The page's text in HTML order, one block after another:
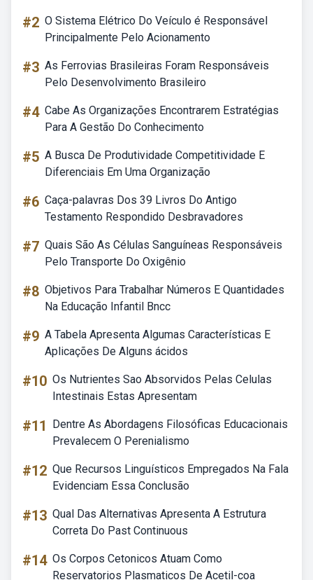
#2 O Sistema Elétrico Do Veículo é Responsável
Principalmente Pelo Acionamento
#3 As Ferrovias Brasileiras Foram Responsáveis
Pelo Desenvolvimento Brasileiro
#4 Cabe As Organizações Encontrarem Estratégias
Para A Gestão Do Conhecimento
#5 A Busca De Produtividade Competitividade E
Diferenciais Em Uma Organização
#6 Caça-palavras Dos 39 Livros Do Antigo
Testamento Respondido Desbravadores
#7 Quais São As Células Sanguíneas Responsáveis
Pelo Transporte Do Oxigênio
#8 Objetivos Para Trabalhar Números E Quantidades
Na Educação Infantil Bncc
#9 A Tabela Apresenta Algumas Características E
Aplicações De Alguns ácidos
#10 Os Nutrientes Sao Absorvidos Pelas Celulas
Intestinais Estas Apresentam
#11
Dentre As Abordagens Filosóficas Educacionais
Prevalecem O Perenialismo
#12 Que Recursos Linguísticos Empregados Na Fala
Evidenciam Essa Conclusão
#13 Qual Das Alternativas Apresenta A Estrutura
Correta Do Past Continuous
#14 Os Corpos Cetonicos Atuam Como
Reservatorios Plasmaticos De Acetil-coa